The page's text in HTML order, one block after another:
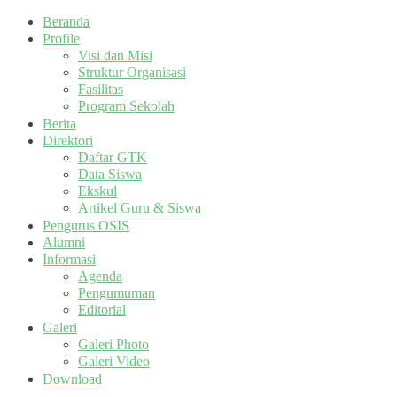
Beranda
Profile
Visi dan Misi
Struktur Organisasi
Fasilitas
Program Sekolah
Berita
Direktori
Daftar GTK
Data Siswa
Ekskul
Artikel Guru & Siswa
Pengurus OSIS
Alumni
Informasi
Agenda
Pengumuman
Editorial
Galeri
Galeri Photo
Galeri Video
Download